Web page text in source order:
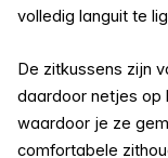
volledig languit te
De zitkussens zijn
daardoor netjes op
waardoor je ze
comfortabele